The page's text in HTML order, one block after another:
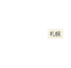
札幌